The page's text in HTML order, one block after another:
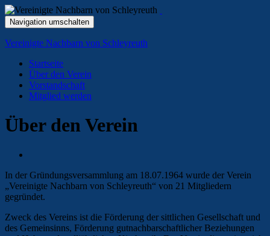
Navigation umschalten
Vereinigte Nachbarn von Schleyreuth
Startseite
Über den Verein
Vorstandschaft
Mitglied werden
Über den Verein
In der Gründungsversammlung am 18.07.1964 wurde der Verein
„Vereinigte Nachbarn von Schleyreuth“ von 21 Mitgliedern
gegründet.
Zweck des Vereins ist die Förderung der sittlichen Gesellschaft und
des Gemeinsinns, Förderung gutnachbarschaftlicher Beziehungen